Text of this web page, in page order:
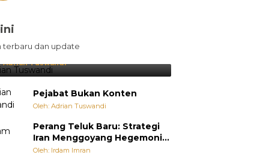
terbaru dan update
Lebih Diunggulkan, tetapi
Selalu Punya Cara Membuat
Adrian Tuswandi
Pejabat Bukan Konten
Oleh: Adrian Tuswandi
Perang Teluk Baru: Strategi
Iran Menggoyang Hegemoni
AS dari Dalam
Oleh: Irdam Imran